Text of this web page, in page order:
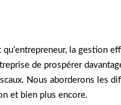
qu’entrepreneur, la gestion
de prospérer
Nous aborderons les
et bien plus encore.